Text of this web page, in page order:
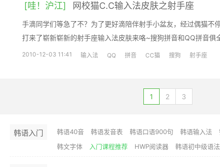
[哇！沪江] 网校猫C.C输入法皮肤之射手座
手滴同学们等急了不？为了更好滴陪伴射手小盆友，经过偶猫不
打来了崭新崭新的射手座输入法皮肤来咯~搜狗拼音和QQ拼音俱
2010-12-03 11:41 输入法 QQ 拼音 CC猫 搜狗 射手座
1 2 3
韩语入门 韩语40音 韩语发音表 韩语口语900句 韩语输入法
韩文字体
入门课程推荐 HWP阅读器 韩语初中级语